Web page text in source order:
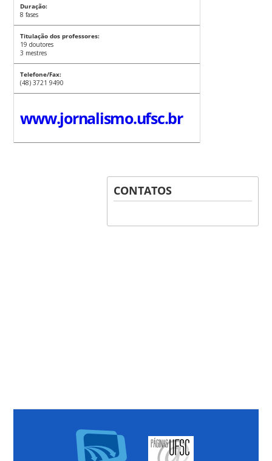
Duração:
8 fases
Titulação dos professores:
19 doutores
3 mestres
Telefone/Fax:
(48) 3721 9490
www.jornalismo.ufsc.br
CONTATOS